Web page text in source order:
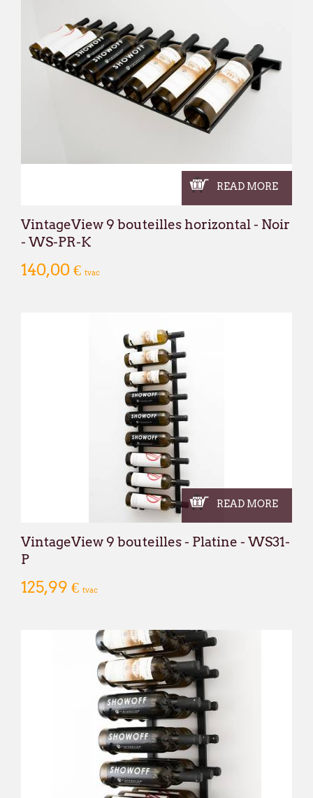
READ MORE
VintageView 9 bouteilles horizontal - Noir
- WS-PR-K
140,00 € tvac
READ MORE
VintageView 9 bouteilles - Platine - WS31-
P
125,99 € tvac